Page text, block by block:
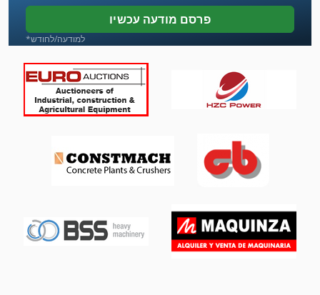
מכונת כביסה ארגז
מכונת כביסה ומכונת כביסה תעשיית תוכן 30 ק ג
מכונת כביסה של חלק
מכונת לישה של בצק
מכונת עבודה מתכת
מכונת תפירה מחט 2
פרסם מודעה עכשיו
*למודעה/לחודש